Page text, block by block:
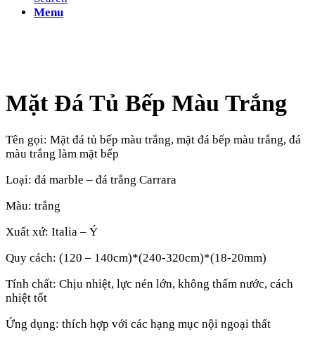
Menu
Mặt Đá Tủ Bếp Màu Trắng
Tên gọi: Mặt đá tủ bếp màu trắng, mặt đá bếp màu trắng, đá
màu trắng làm mặt bếp
Loại: đá marble – đá trắng Carrara
Màu: trắng
Xuất xứ: Italia – Ý
Quy cách: (120 – 140cm)*(240-320cm)*(18-20mm)
Tính chất: Chịu nhiệt, lực nén lớn, không thấm nước, cách
nhiệt tốt
Ứng dụng: thích hợp với các hạng mục nội ngoại thất